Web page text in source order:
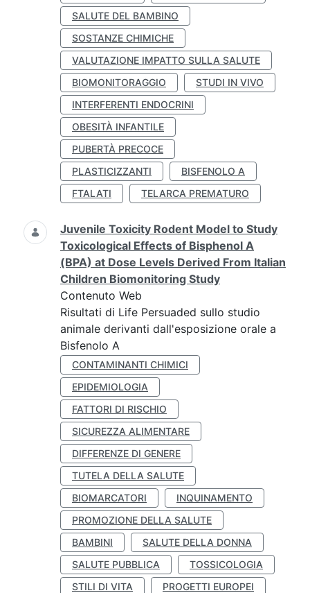
SALUTE DEL BAMBINO
SOSTANZE CHIMICHE
VALUTAZIONE IMPATTO SULLA SALUTE
BIOMONITORAGGIO
STUDI IN VIVO
INTERFERENTI ENDOCRINI
OBESITÀ INFANTILE
PUBERTÀ PRECOCE
PLASTICIZZANTI
BISFENOLO A
FTALATI
TELARCA PREMATURO
Juvenile Toxicity Rodent Model to Study
Toxicological Effects of Bisphenol A
(BPA) at Dose Levels Derived From Italian
Children Biomonitoring Study
Contenuto Web
Risultati di Life Persuaded sullo studio
animale derivanti dall'esposizione orale a
Bisfenolo A
CONTAMINANTI CHIMICI
EPIDEMIOLOGIA
FATTORI DI RISCHIO
SICUREZZA ALIMENTARE
DIFFERENZE DI GENERE
TUTELA DELLA SALUTE
BIOMARCATORI
INQUINAMENTO
PROMOZIONE DELLA SALUTE
BAMBINI
SALUTE DELLA DONNA
SALUTE PUBBLICA
TOSSICOLOGIA
STILI DI VITA
PROGETTI EUROPEI